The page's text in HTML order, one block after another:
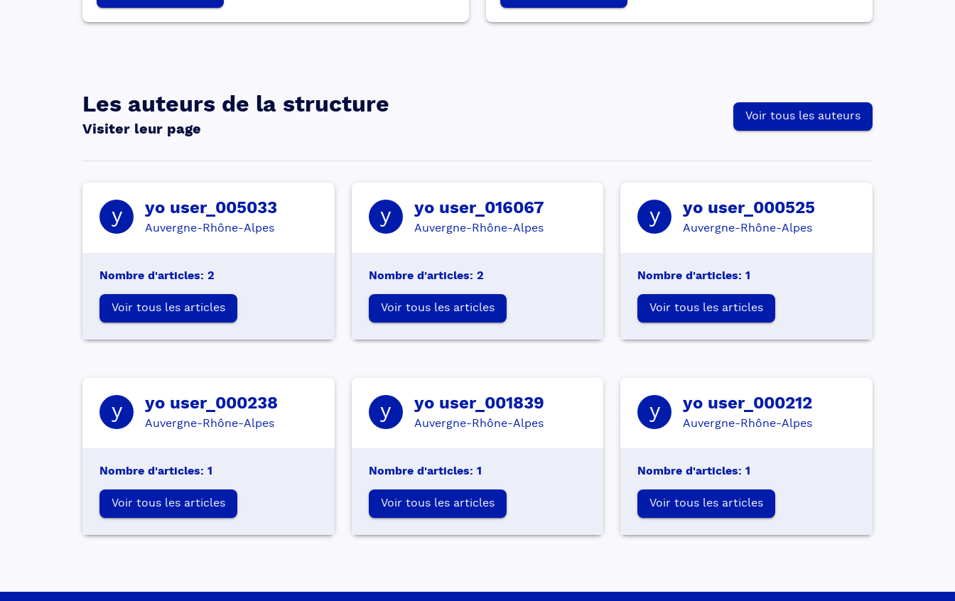
Les auteurs de la structure
Visiter leur page
Voir tous les auteurs
y yo user_005033
Auvergne-Rhône-Alpes
Nombre d'articles: 2
Voir tous les articles
y yo user_016067
Auvergne-Rhône-Alpes
Nombre d'articles: 2
Voir tous les articles
y yo user_000525
Auvergne-Rhône-Alpes
Nombre d'articles:1
Voir tous les articles
y yo user_000238
Auvergne-Rhône-Alpes
Nombre d'articles: 1
Voir tous les articles
y yo user_001839
Auvergne-Rhône-Alpes
Nombre d'articles: 1
Voir tous les articles
y yo user_000212
Auvergne-Rhône-Alpes
Nombre d'articles:1
Voir tous les articles